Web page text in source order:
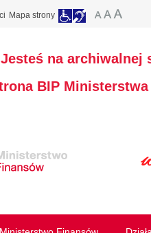
Mapa strony
Jesteś na archiwalnej
BIP